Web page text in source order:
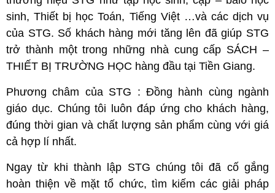
sinh, Thiết bị học Toán, Tiếng Việt …và các dịch vụ
của STG. Số khách hàng mới tăng lên đã giúp STG
trở thành một trong những nhà cung cấp SÁCH –
THIẾT BỊ TRƯỜNG HỌC hàng đầu tại Tiền Giang.
Phương châm của STG : Đồng hành cùng ngành
giáo dục. Chúng tôi luôn đáp ứng cho khách hàng,
đúng thời gian và chất lượng sản phẩm cùng với giá
cả hợp lí nhất.
Ngay từ khi thành lập STG chúng tôi đã cố gắng
hoàn thiện về mặt tổ chức, tìm kiếm các giải pháp